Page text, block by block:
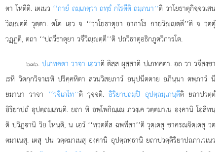
ตา โหตีติ. เตเนว ‘‘กายํ ถมฺเภตฺวา ถทฺธํ กโรตีติ ถมฺภนา’’ติ วาโยธาตุกิจฺจวเสน
วิฺตฺติ วุตฺตา. ตโต เอว จ ‘‘วาโยธาตุยา อากาโร กายวิฺตฺตี’’ติ จ วตฺตุํ
วฏฺฏติ, ตถา ‘‘ปถวีธาตุยา วจีวิฺตฺตี’’ติ ปถวีธาตุอธิกภูตวิการโต.
๖๓๖.ปเภทคตา วาจา เอวาติ ติสฺส ผุสฺสาติ ปเภทคตา. อถ วา วจีสงฺขา
เรหิ วิตกฺกวิจาเรหิ ปริคฺคหิตา สวนวิสยภาวํ อนุปนีตตาย อภินฺนา ตพฺภาวํ นี
ยมานา วาจา ‘‘วจีเภโท’’ติ วุจฺจติ.อิริยาปถมฺปิ อุปตฺถมฺเภนฺตีติ ยถาปวตฺตํ
อิริยาปถํ อุปตฺถมฺเภนฺติ. ยถา หิ อพฺโพกิณฺเณ ภวงฺเค วตฺตมาเน องฺคานิ โอสีทนฺ
ติ ปวิฏฺานิ วิย โหนฺติ, น เอวํ ‘‘ทฺวตฺตึส ฉพฺพีสา’’ติ วุตฺเตสุ ชาครณจิตฺเตสุ วตฺ
ตมาเนสุ. เตสุ ปน วตฺตมาเนสุ องฺคานิ อุปตฺถทฺธานิ ยถาปวตฺติริยาปถภาเวเนว